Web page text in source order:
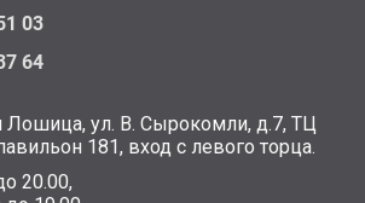
03
64
Лошица, ул. В. Сырокомли, д.7, ТЦ
181, вход с левого торца.
20.00,